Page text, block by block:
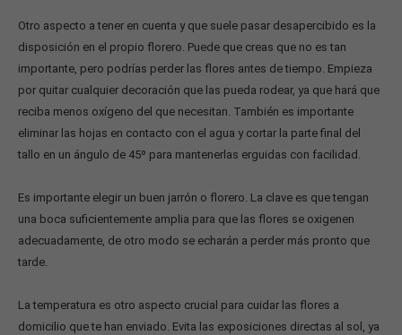
Otro aspecto a tener en cuenta y que suele pasar desapercibido es la
disposición en el propio florero. Puede que creas que no es tan
importante, pero podrías perder las flores antes de tiempo. Empieza
por quitar cualquier decoración que las pueda rodear, ya que hará que
reciba menos oxígeno del que necesitan. También es importante
eliminar las hojas en contacto con el agua y cortar la parte final del
tallo en un ángulo de 45º para mantenerlas erguidas con facilidad.
Es importante elegir un buen jarrón o florero. La clave es que tengan
una boca suficientemente amplia para que las flores se oxigenen
adecuadamente, de otro modo se echarán a perder más pronto que
tarde.
La temperatura es otro aspecto crucial para cuidar las flores a
domicilio que te han enviado. Evita las exposiciones directas al sol, ya